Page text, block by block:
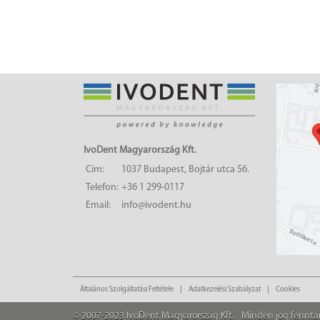
IvoDent Magyarország Kft.
Cím:
1037 Budapest, Bojtár utca 56.
Telefon: +36 1 299-0117
Email:
info@ivodent.hu
Általános Szolgáltatási Feltétele Adatkezelési Szabályzat Cookies
© 2007-2023 IvoDent Magyarország Kft. Minden jog